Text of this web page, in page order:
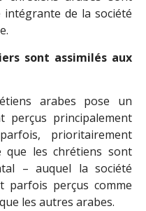
de la société
sont assimilés aux
arabes pose un
perçus principalement
prioritairement
que les chrétiens sont
– auquel la société
parfois perçus comme
les autres arabes.